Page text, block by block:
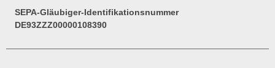
SEPA-Gläubiger-Identifikationsnummer
DE93ZZZ00000108390